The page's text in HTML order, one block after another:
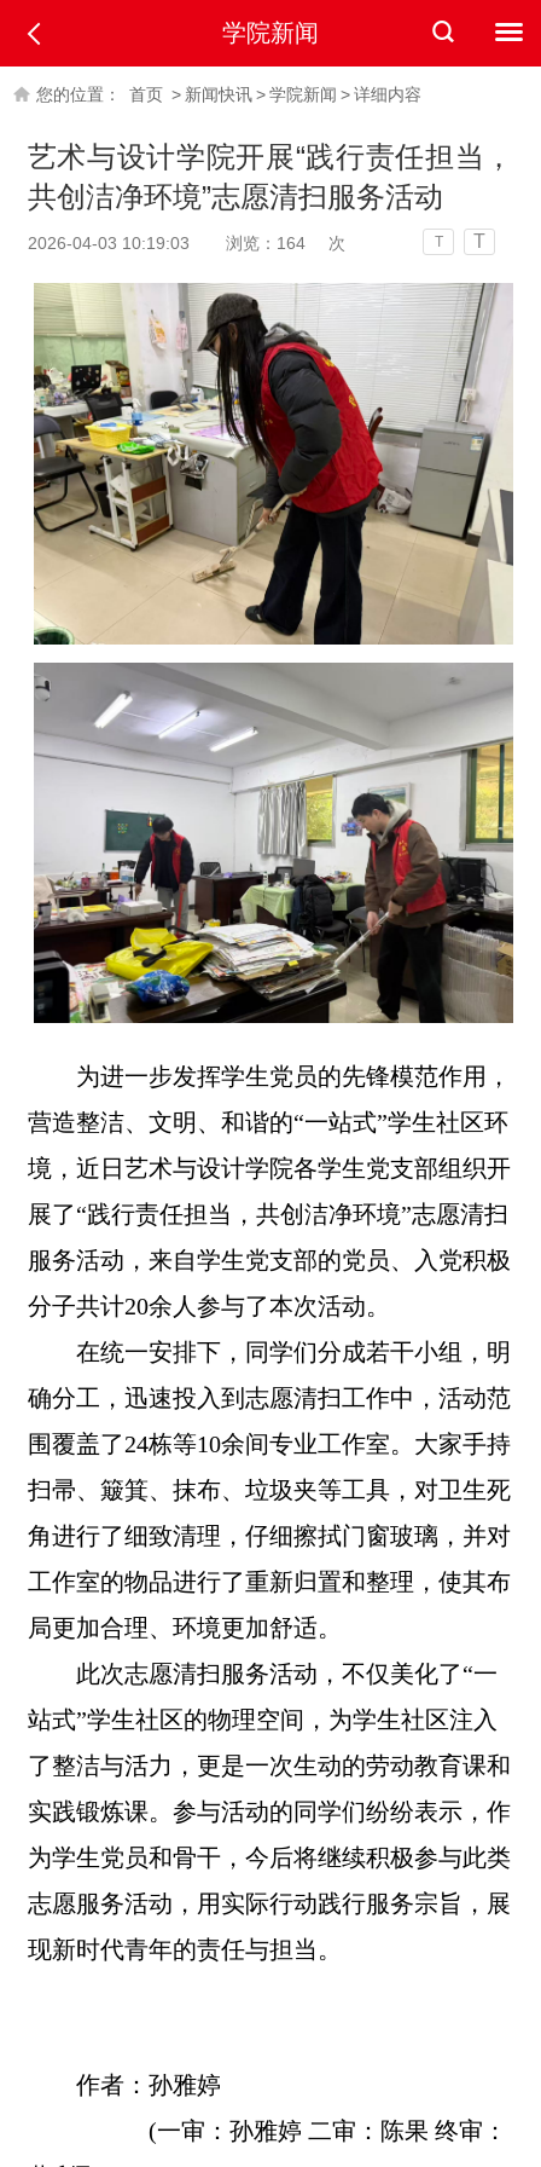
学院新闻
您的位置： 首页 > 新闻快讯>学院新闻 >详细内容
艺术与设计学院开展“践行责任担当，
共创洁净环境”志愿清扫服务活动
2026-04-03 10:19:03 浏览： 164 次 T T
为进一步发挥学生党员的先锋模范作用，
营造整洁、文明、和谐的“一站式”学生社区环
境，近日艺术与设计学院各学生党支部组织开
展了“践行责任担当，共创洁净环境”志愿清扫
服务活动，来自学生党支部的党员、入党积极
分子共计20余人参与了本次活动。
在统一安排下，同学们分成若干小组，明
确分工，迅速投入到志愿清扫工作中，活动范
围覆盖了24栋等10余间专业工作室。大家手持
扫帚、簸箕、抹布、垃圾夹等工具，对卫生死
角进行了细致清理，仔细擦拭门窗玻璃，并对
工作室的物品进行了重新归置和整理，使其布
局更加合理、环境更加舒适。
此次志愿清扫服务活动，不仅美化了“一
站式”学生社区的物理空间，为学生社区注入
了整洁与活力，更是一次生动的劳动教育课和
实践锻炼课。参与活动的同学们纷纷表示，作
为学生党员和骨干，今后将继续积极参与此类
志愿服务活动，用实际行动践行服务宗旨，展
现新时代青年的责任与担当。
作者：孙雅婷
(一审：孙雅婷 二审：陈果 终审：